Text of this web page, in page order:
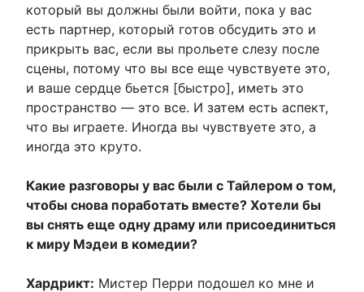
который вы должны были войти, пока у вас
есть партнер, который готов обсудить это и
прикрыть вас, если вы прольете слезу после
сцены, потому что вы все еще чувствуете это,
и ваше сердце бьется [быстро], иметь это
пространство — это все. И затем есть аспект,
что вы играете. Иногда вы чувствуете это, а
иногда это круто.
Какие разговоры у вас были с Тайлером о том,
чтобы снова поработать вместе? Хотели бы
вы снять еще одну драму или присоединиться
к миру Мэдеи в комедии?
Хардрикт: Мистер Перри подошел ко мне и